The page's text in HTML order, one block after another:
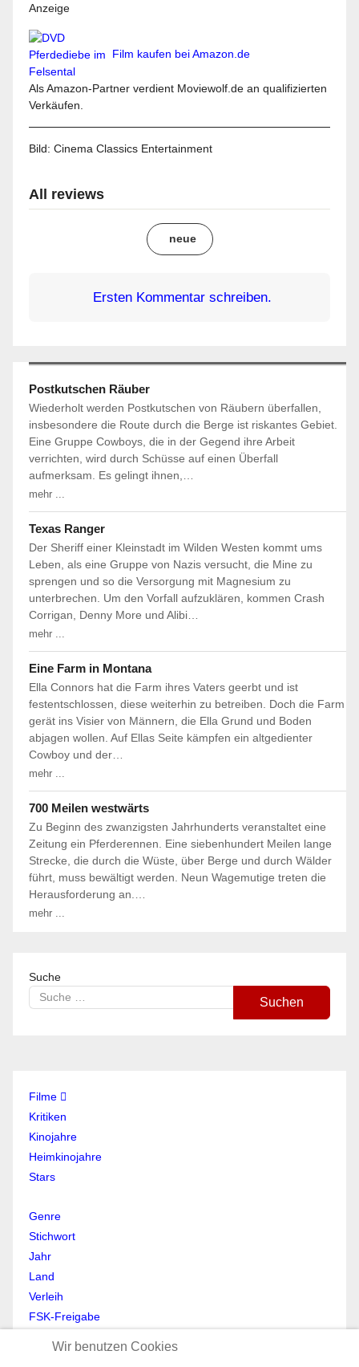
Anzeige
Film kaufen bei Amazon.de
Als Amazon-Partner verdient Moviewolf.de an qualifizierten
Verkäufen.
Bild: Cinema Classics Entertainment
All reviews
neue
Ersten Kommentar schreiben.
Postkutschen Räuber
Wiederholt werden Postkutschen von Räubern überfallen,
insbesondere die Route durch die Berge ist riskantes Gebiet.
Eine Gruppe Cowboys, die in der Gegend ihre Arbeit
verrichten, wird durch Schüsse auf einen Überfall
aufmerksam. Es gelingt ihnen,…
mehr ...
Texas Ranger
Der Sheriff einer Kleinstadt im Wilden Westen kommt ums
Leben, als eine Gruppe von Nazis versucht, die Mine zu
sprengen und so die Versorgung mit Magnesium zu
unterbrechen. Um den Vorfall aufzuklären, kommen Crash
Corrigan, Denny More und Alibi…
mehr ...
Eine Farm in Montana
Ella Connors hat die Farm ihres Vaters geerbt und ist
festentschlossen, diese weiterhin zu betreiben. Doch die Farm
gerät ins Visier von Männern, die Ella Grund und Boden
abjagen wollen. Auf Ellas Seite kämpfen ein altgedienter
Cowboy und der…
mehr ...
700 Meilen westwärts
Zu Beginn des zwanzigsten Jahrhunderts veranstaltet eine
Zeitung ein Pferderennen. Eine siebenhundert Meilen lange
Strecke, die durch die Wüste, über Berge und durch Wälder
führt, muss bewältigt werden. Neun Wagemutige treten die
Herausforderung an.…
mehr ...
Suche
Suchen
Filme
Kritiken
Kinojahre
Heimkinojahre
Stars
Genre
Stichwort
Jahr
Land
Verleih
FSK-Freigabe
Wir benutzen Cookies